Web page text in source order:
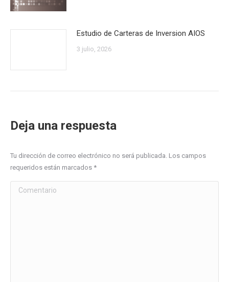
Estudio de Carteras de Inversion AIOS
3 julio, 2026
Deja una respuesta
Tu dirección de correo electrónico no será publicada. Los campos
requeridos están marcados *
Comentario